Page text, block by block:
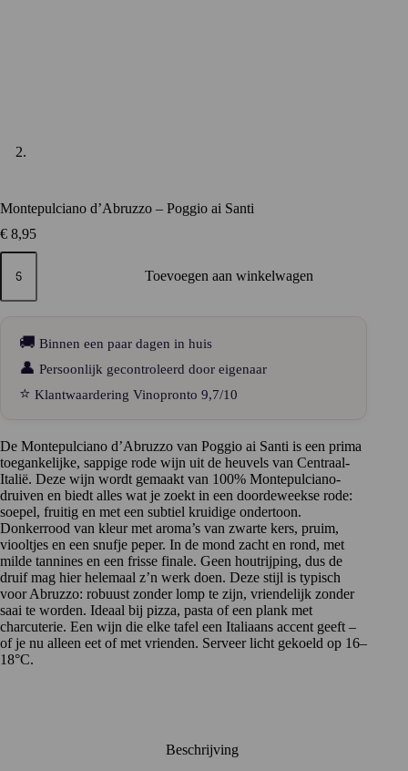
Montepulciano d’Abruzzo – Poggio ai Santi
€ 8,95
Montepulciano
d’Abruzzo
Poggio
Santi
aantal
Toevoegen aan winkelwagen
🚚 Binnen een paar dagen in huis
👤 Persoonlijk gecontroleerd door eigenaar
⭐ Klantwaardering Vinopronto 9,7/10
De Montepulciano d’Abruzzo van Poggio ai Santi is een prima
toegankelijke, sappige rode wijn uit de heuvels van Centraal-
Italië. Deze wijn wordt gemaakt van 100% Montepulciano-
druiven en biedt alles wat je zoekt in een doordeweekse rode:
soepel, fruitig en met een subtiel kruidige ondertoon.
Donkerrood van kleur met aroma’s van zwarte kers, pruim,
viooltjes en een snufje peper. In de mond zacht en rond, met
milde tannines en een frisse finale. Geen houtrijping, dus de
druif mag hier helemaal z’n werk doen. Deze stijl is typisch
voor Abruzzo: robuust zonder lomp te zijn, vriendelijk zonder
saai te worden. Ideaal bij pizza, pasta of een plank met
charcuterie. Een wijn die elke tafel een Italiaans accent geeft –
of je nu alleen eet of met vrienden. Serveer licht gekoeld op 16–
18°C.
Beschrijving